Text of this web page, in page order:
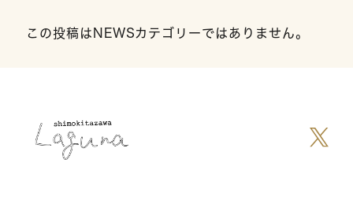
この投稿はNEWSカテゴリーではありません。